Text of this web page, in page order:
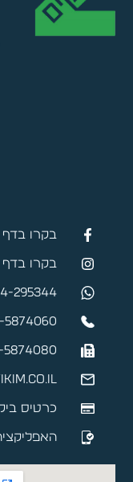
בקרו בדף
בקרו בדף
295344
5874060
5874080
כרטיס